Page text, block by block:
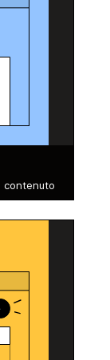
contenuto